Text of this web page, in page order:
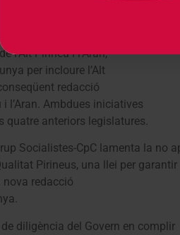
de l’Institut
l’Alt Pirineu i l’Aran,
per incloure l’Alt
redacció
l’Aran. Ambdues iniciatives
quatre anteriors legislatures.
Socialistes-CpC lamenta la no
Pirineus, una llei per garantir
nova redacció
diligència del Govern en complir